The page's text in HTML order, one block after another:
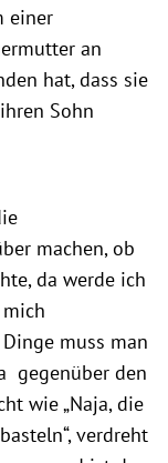
einer
an
hat, dass sie
Sohn
machen, ob
da werde ich
muss man
gegenüber den
wie „Naja, die
verdreht